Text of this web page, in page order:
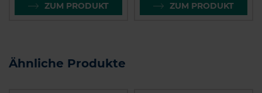
ZUM PRODUKT ZUM PRODUKT
Ähnliche Produkte